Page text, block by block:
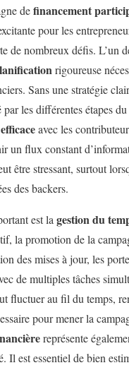
definancement
pour les
de nombreux défis. L’un
rigoureuse
Sans une stratégie
par les différentes étapes
avec les
un flux constant
être stressant, surtout
des backers.
est la gestion du
la promotion de la
des mises à jour, les
de multiples tâches
fluctuer au fil du temps,
pour mener la
représente
Il est essentiel de bien